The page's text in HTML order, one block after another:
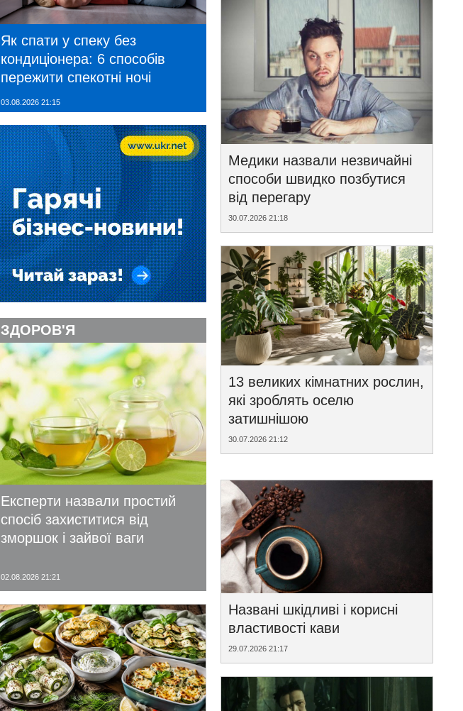
Як спати у спеку без
кондиціонера: 6 способів
пережити спекотні ночі
03.08.2026 21:15
ЗДОРОВ'Я
Експерти назвали простий
спосіб захиститися від
зморшок і зайвої ваги
02.08.2026 21:21
Медики назвали незвичайні
способи швидко позбутися
від перегару
30.07.2026 21:18
13 великих кімнатних рослин,
які зроблять оселю
затишнішою
30.07.2026 21:12
Названі шкідливі і корисні
властивості кави
29.07.2026 21:17